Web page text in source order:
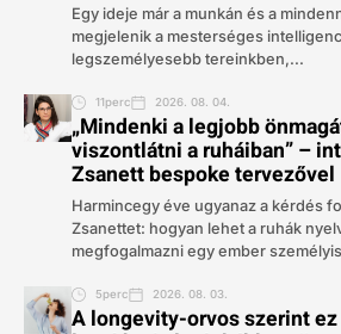
Egy ideje már a munkán és a
megjelenik a mesterséges
legszemélyesebb tereinkben,...
11perc 2026. 08. 04.
„Mindenki a legjobb
viszontlátni a ruháiban” –
Zsanett bespoke tervezővel
Harmincegy éve ugyanaz a kérdés
Zsanettet: hogyan lehet a ruhák
megfogalmazni egy ember
5perc 2026. 08. 03.
A longevity-orvos szerint ez